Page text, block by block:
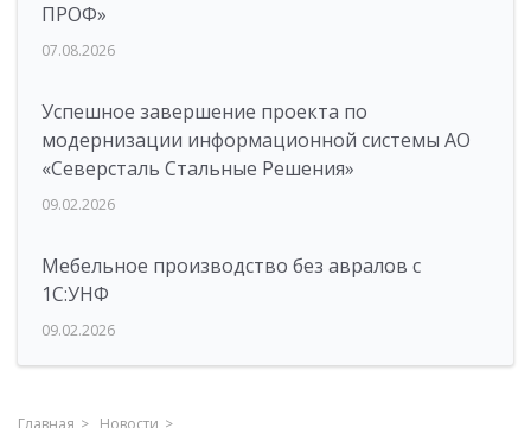
ПРОФ»
07.08.2026
Успешное завершение проекта по
модернизации информационной системы АО
«Северсталь Стальные Решения»
09.02.2026
Мебельное производство без авралов с
1С:УНФ
09.02.2026
Главная
Новости